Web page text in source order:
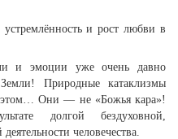
и рост любви в
и эмоции уже очень давно
Природные катаклизмы
Они — не «Божья кара»!
долгой бездуховной,
человечества.